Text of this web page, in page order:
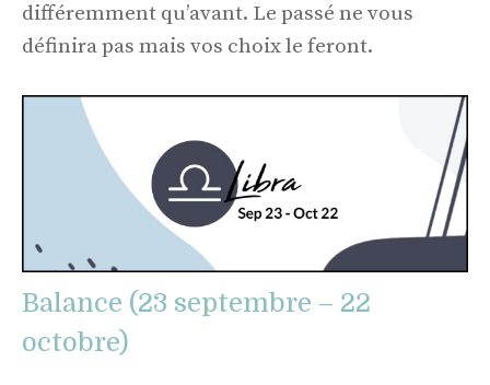
différemment qu’avant. Le passé ne vous
définira pas mais vos choix le feront.
Balance (23 septembre – 22
octobre)